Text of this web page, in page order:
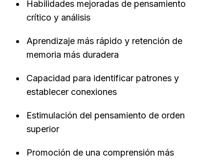
Habilidades mejoradas de pensamiento
crítico y análisis
Aprendizaje más rápido y retención de
memoria más duradera
Capacidad para identificar patrones y
establecer conexiones
Estimulación del pensamiento de orden
superior
Promoción de una comprensión más